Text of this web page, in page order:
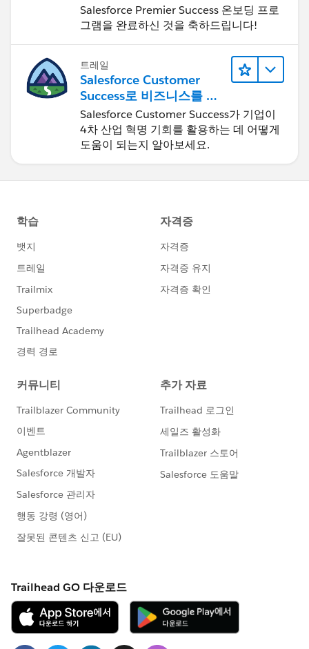
Salesforce Premier Success 온보딩 프로
그램을 완료하신 것을 축하드립니다!
트레일
Salesforce Customer
Success로 비즈니스를 혁
신하기
Salesforce Customer Success가 기업이
4차 산업 혁명 기회를 활용하는 데 어떻게
도움이 되는지 알아보세요.